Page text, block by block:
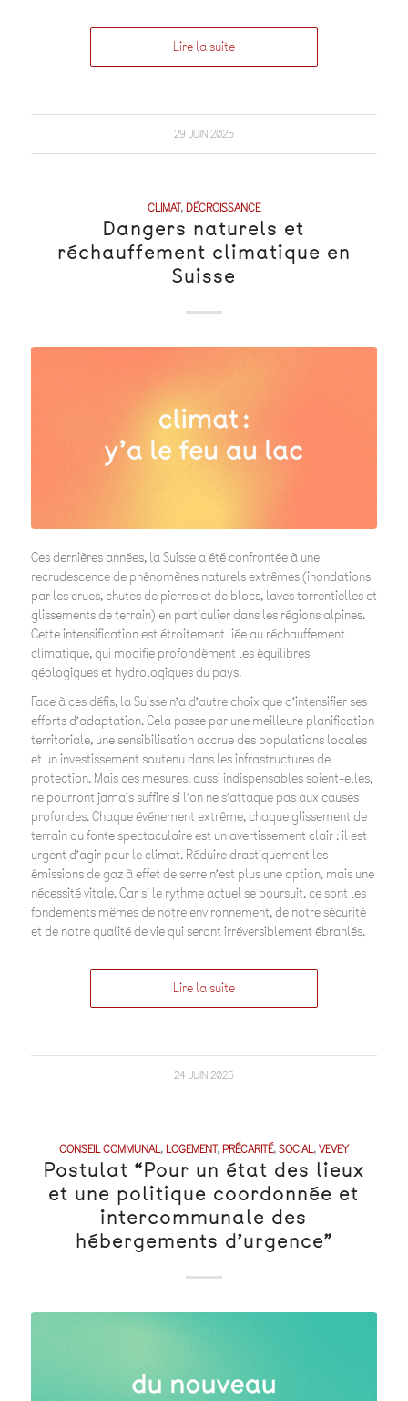
Lire la suite
29 JUIN 2025
CLIMAT,DÉCROISSANCE
Dangers naturels et
réchauffement climatique en
Suisse
Ces dernières années, la Suisse a été confrontée à une
recrudescence de phénomènes naturels extrêmes (inondations
par les crues, chutes de pierres et de blocs, laves torrentielles et
glissements de terrain) en particulier dans les régions alpines.
Cette intensification est étroitement liée au réchauffement
climatique, qui modifie profondément les équilibres
géologiques et hydrologiques du pays.
Face à ces défis, la Suisse n’a d’autre choix que d’intensifier ses
efforts d’adaptation. Cela passe par une meilleure planification
territoriale, une sensibilisation accrue des populations locales
et un investissement soutenu dans les infrastructures de
protection. Mais ces mesures, aussi indispensables soient-elles,
ne pourront jamais suffire si l’on ne s’attaque pas aux causes
profondes. Chaque événement extrême, chaque glissement de
terrain ou fonte spectaculaire est un avertissement clair : il est
urgent d’agir pour le climat. Réduire drastiquement les
émissions de gaz à effet de serre n’est plus une option, mais une
nécessité vitale. Car si le rythme actuel se poursuit, ce sont les
fondements mêmes de notre environnement, de notre sécurité
et de notre qualité de vie qui seront irréversiblement ébranlés.
Lire la suite
24 JUIN 2025
CONSEIL COMMUNAL,LOGEMENT,PRÉCARITÉ,SOCIAL,VEVEY
Postulat “Pour un état des lieux
et une politique coordonnée et
intercommunale des
hébergements d’urgence”